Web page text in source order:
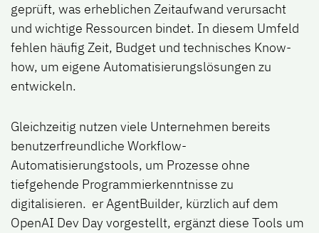
geprüft, was erheblichen Zeitaufwand verursacht
und wichtige Ressourcen bindet. In diesem Umfeld
fehlen häufig Zeit, Budget und technisches Know-
how, um eigene Automatisierungslösungen zu
entwickeln.
Gleichzeitig nutzen viele Unternehmen bereits
benutzerfreundliche Workflow-
Automatisierungstools, um Prozesse ohne
tiefgehende Programmierkenntnisse zu
digitalisieren. erAgentBuilder, kürzlich auf dem
OpenAI Dev Day vorgestellt, ergänzt diese Tools um